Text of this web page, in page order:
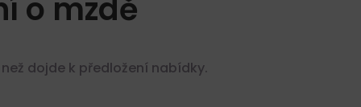
o mzdě
dojde k předložení nabídky.